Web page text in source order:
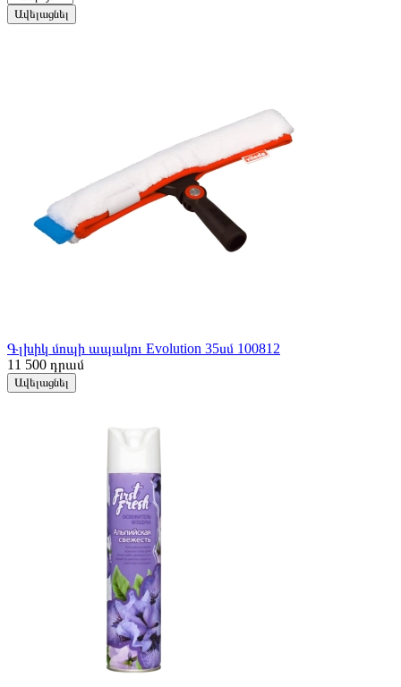
Ավելացնել
Գլխիկ մոպի ապակու Evolution 35սմ 100812
11 500 դրամ
Ավելացնել